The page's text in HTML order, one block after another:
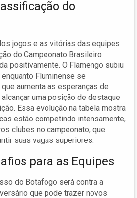
do
jogos e as vitórias das equipes
do Campeonato Brasileiro
positivamente. O Flamengo subiu
Fluminense se
aumenta as esperanças de
uma posição de destaque
Essa evolução na tabela mostra
estão competindo intensamente,
clubes no campeonato, que
suas vagas superiores.
para as Equipes
do Botafogo será contra a
que pode trazer novos